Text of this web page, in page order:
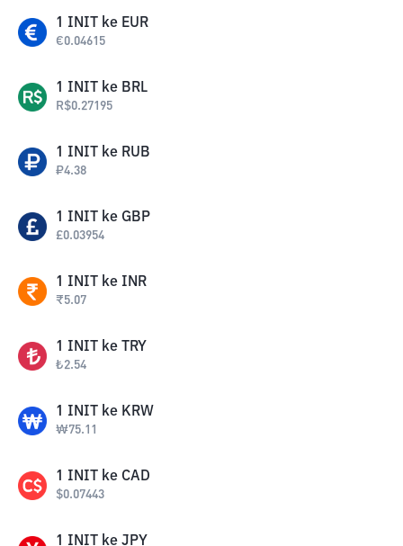
1 INIT ke EUR
€0.04615
1 INIT ke BRL
R$0.27195
1 INIT ke RUB
₽4.38
1 INIT ke GBP
£0.03954
1 INIT ke INR
₹5.07
1 INIT ke TRY
₺2.54
1 INIT ke KRW
₩75.11
1 INIT ke CAD
$0.07443
1 INIT ke JPY